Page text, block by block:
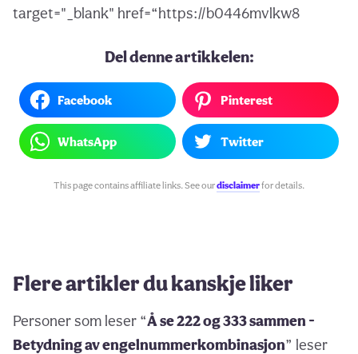
target="_blank" href=“https://b0446mvlkw8
Del denne artikkelen:
Facebook Pinterest
WhatsApp Twitter
This page contains affiliate links. See ourdisclaimerfor details.
Flere artikler du kanskje liker
Personer som leser “Å se 222 og 333 sammen -
Betydning av engelnummerkombinasjon” leser